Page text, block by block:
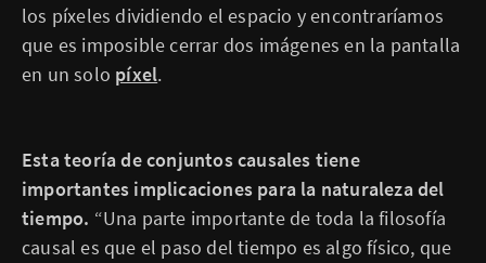
los píxeles dividiendo el espacio y encontraríamos
que es imposible cerrar dos imágenes en la pantalla
en un solo píxel.
Esta teoría de conjuntos causales tiene
importantes implicaciones para la naturaleza del
tiempo. “Una parte importante de toda la filosofía
causal es que el paso del tiempo es algo físico, que